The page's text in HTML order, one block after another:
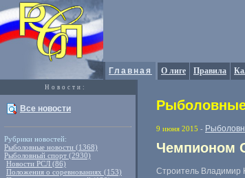
Главная О лиге Правила
Новости:
Все новости
Рубрики новостей:
Рыболовные новости (1368)
Рыболовный спорт (2930)
Новости РСЛ (86)
Положения о соревнованиях (153)
Рыболовные
9 июня 2015 -
Чемпионом
Строитель Владимир